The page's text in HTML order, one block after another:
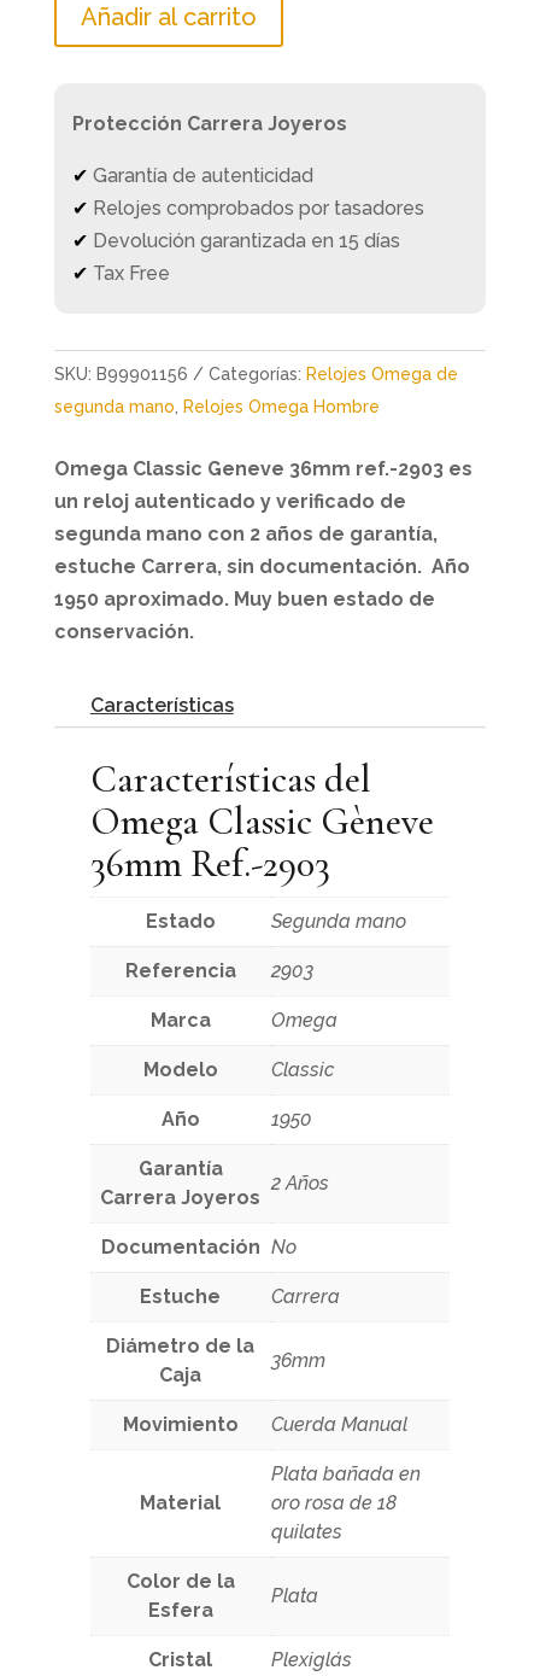
Añadir al carrito
Protección Carrera Joyeros
✔ Garantía de autenticidad
✔ Relojes comprobados por tasadores
✔ Devolución garantizada en 15 días
✔ Tax Free
SKU: B99901156 Categorías: Relojes Omega de
segunda mano
Relojes Omega Hombre
Omega Classic Geneve 36mm ref.-2903 es
un reloj autenticado y verificado de
segunda mano con 2 años de garantía,
estuche Carrera, sin documentación. Año
1950 aproximado. Muy buen estado de
conservación.
Características
Características del
Omega Classic Gèneve
36mm Ref.-2903
Estado Segunda mano
Referencia 2903
Marca Omega
Modelo Classic
Año 1950
Garantía
Carrera Joyeros
2 Años
Documentación No
Estuche Carrera
Diámetro de la
Caja
36mm
Movimiento Cuerda Manual
Material
Plata bañada en
oro rosa de 18
quilates
Color de la
Esfera
Plata
Cristal Plexiglás